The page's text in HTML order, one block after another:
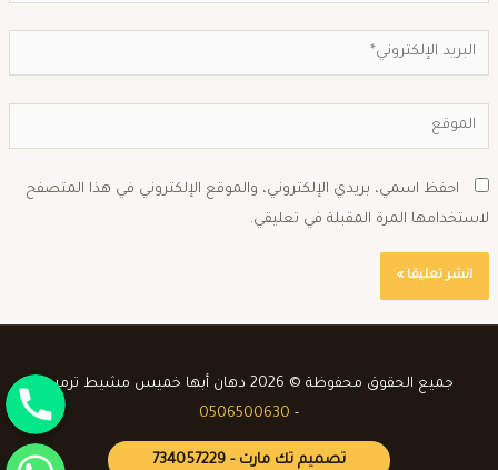
احفظ اسمي، بريدي الإلكتروني، والموقع الإلكتروني في هذا المتصفح
المرة المقبلة في تعليقي.
جميع الحقوق محفوظة © 2026 دهان أبها خميس مشيط ترميم
0506500630
تصميم تك مارت - 734057229
جوال
واتساب